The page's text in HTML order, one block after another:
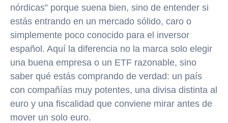
nórdicas” porque suena bien, sino de entender si
estás entrando en un mercado sólido, caro o
simplemente poco conocido para el inversor
español. Aquí la diferencia no la marca solo elegir
una buena empresa o un ETF razonable, sino
saber qué estás comprando de verdad: un país
con compañías muy potentes, una divisa distinta al
euro y una fiscalidad que conviene mirar antes de
mover un solo euro.